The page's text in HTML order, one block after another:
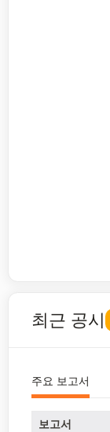
최근 공시
주요 보고서
보고서